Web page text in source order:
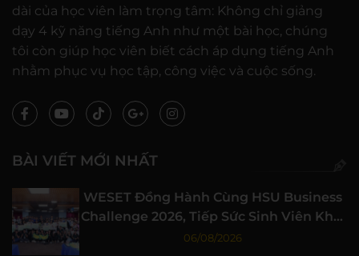
dài của học viên làm trọng tâm: Không chỉ giảng
dạy 4 kỹ năng tiếng Anh như một bài học, chúng
tôi còn giúp học viên biết cách áp dụng tiếng Anh
nhằm phục vụ học tập, công việc và cuộc sống.
BÀI VIẾT MỚI NHẤT
WESET Đồng Hành Cùng HSU Business
Challenge 2026, Tiếp Sức Sinh Viên Khởi
Nghiệp
06/08/2026